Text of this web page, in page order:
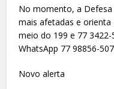
No momento, a
mais afetadas e
meio do 199 e 77
WhatsApp 77 98856-
Novo alerta